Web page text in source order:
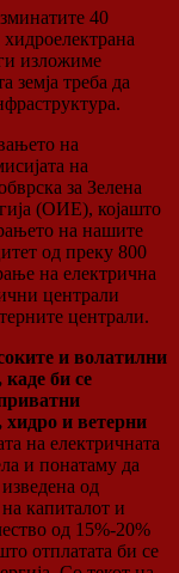
40
изложиме
земја треба да
на
на
за Зелена
(ОИЕ), којашто
на нашите
од преку 800
на електрична
централи
централи.
и волатилни
каде би се
и ветерни
на електричната
и понатаму да
од
капиталот и
од 15%-20%
отплатата би се